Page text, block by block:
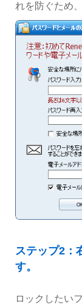
れを防ぐため
ステップ2：
す。
ロックしたい